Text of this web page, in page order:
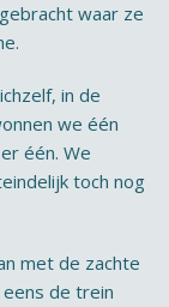
waar ze
in de
we één
één. We
toch nog
met de zachte
de trein